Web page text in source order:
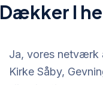
Dækker I
Ja, vores netværk
Kirke Såby,